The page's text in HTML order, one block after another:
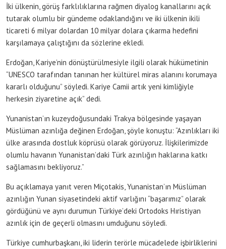
İki ülkenin, görüş farklılıklarına rağmen diyalog kanallarını açık
tutarak olumlu bir gündeme odaklandığını ve iki ülkenin ikili
ticareti 6 milyar dolardan 10 milyar dolara çıkarma hedefini
karşılamaya çalıştığını da sözlerine ekledi.
Erdoğan, Kariye’nin dönüştürülmesiyle ilgili olarak hükümetinin
“UNESCO tarafından tanınan her kültürel miras alanını korumaya
kararlı olduğunu” söyledi. Kariye Camii artık yeni kimliğiyle
herkesin ziyaretine açık” dedi.
Yunanistan’ın kuzeydoğusundaki Trakya bölgesinde yaşayan
Müslüman azınlığa değinen Erdoğan, şöyle konuştu: “Azınlıkları iki
ülke arasında dostluk köprüsü olarak görüyoruz. İlişkilerimizde
olumlu havanın Yunanistan’daki Türk azınlığın haklarına katkı
sağlamasını bekliyoruz.”
Bu açıklamaya yanıt veren Miçotakis, Yunanistan’ın Müslüman
azınlığın Yunan siyasetindeki aktif varlığını “başarımız” olarak
gördüğünü ve aynı durumun Türkiye’deki Ortodoks Hıristiyan
azınlık için de geçerli olmasını umduğunu söyledi.
Türkiye cumhurbaşkanı, iki liderin terörle mücadelede işbirliklerini